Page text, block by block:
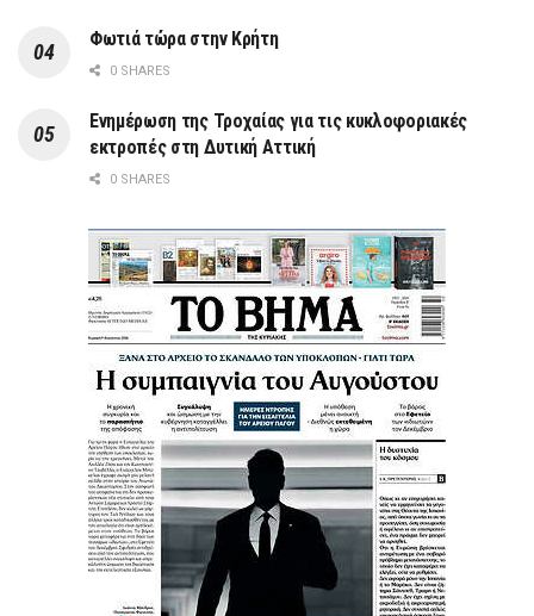
Φωτιά τώρα στην Κρήτη
0 SHARES
Ενημέρωση της Τροχαίας για τις κυκλοφοριακές
εκτροπές στη Δυτική Αττική
0 SHARES